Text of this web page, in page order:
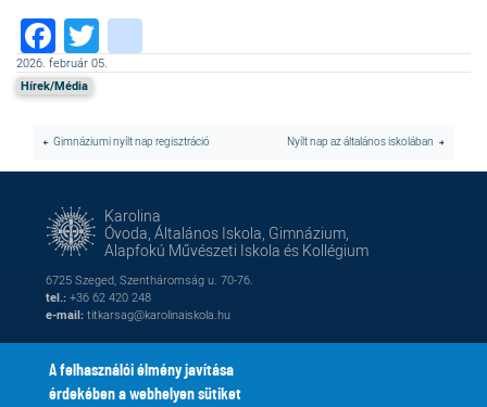
Facebook
Twitter
2026. február 05.
Hírek/Média
Gimnáziumi nyílt nap regisztráció Nyílt nap az általános iskolában
Karolina
Óvoda, Általános Iskola, Gimnázium,
Alapfokú Művészeti Iskola és Kollégium
6725 Szeged, Szentháromság u. 70-76.
tel.: +36 62 420 248
e-mail: titkarsag@karolinaiskola.hu
A felhasználói élmény javítása
érdekében a webhelyen sütiket